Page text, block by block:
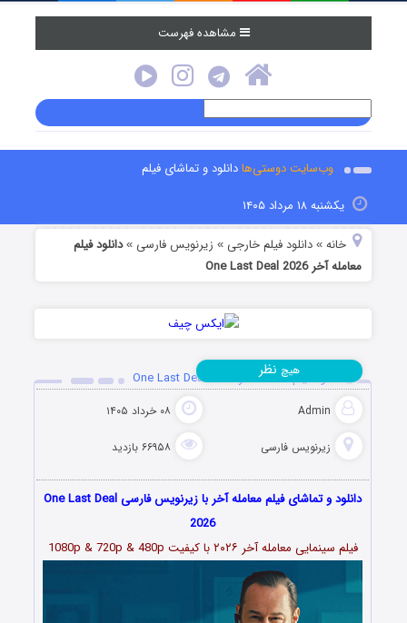
مشاهده فهرست
وب‌سایت دوستی‌هادانلود و تماشای فیلم
یکشنبه ۱۸ مرداد ۱۴۰۵
خانه »دانلود فیلم خارجی » زیرنویس فارسی »دانلود فیلم
معامله آخر One Last Deal 2026
دانلود فیلم معامله آخر One Last Deal 2026
Admin ۰۸ خرداد ۱۴۰۵
زیرنویس فارسی ۶۶۹۵۸ بازدید
هیچ نظر
دانلود و تماشای فیلم معامله آخر با زیرنویس فارسی One Last Deal
2026
فیلم سینمایی معامله آخر ۲۰۲۶ با کیفیت 1080p & 720p & 480p